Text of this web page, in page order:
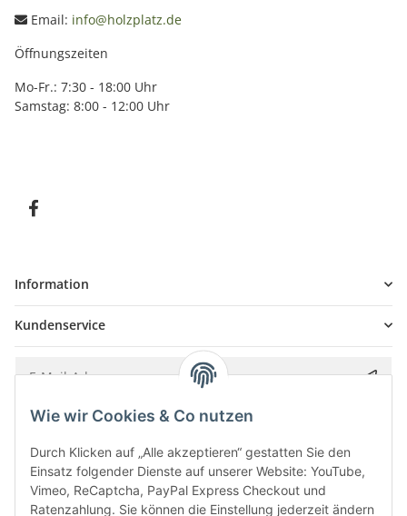
Email: info@holzplatz.de
Öffnungszeiten
Mo-Fr.: 7:30 - 18:00 Uhr
Samstag: 8:00 - 12:00 Uhr
Information
Kundenservice
Bitte senden Sie mir entsprechend IhrerDatenschutzerklärung
Wie wir Cookies & Co nutzen
Durch Klicken auf „Alle akzeptieren“ gestatten Sie den
Einsatz folgender Dienste auf unserer Website: YouTube,
Vimeo, ReCaptcha, PayPal Express Checkout und
Ratenzahlung. Sie können die Einstellung jederzeit ändern